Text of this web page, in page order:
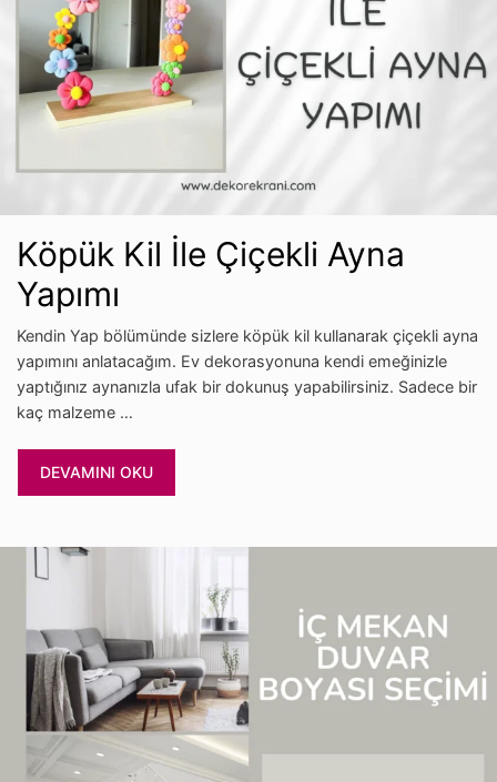
Köpük Kil İle Çiçekli Ayna
Yapımı
Kendin Yap bölümünde sizlere köpük kil kullanarak çiçekli ayna
yapımını anlatacağım. Ev dekorasyonuna kendi emeğinizle
yaptığınız aynanızla ufak bir dokunuş yapabilirsiniz. Sadece bir
kaç malzeme …
DEVAMINI OKU